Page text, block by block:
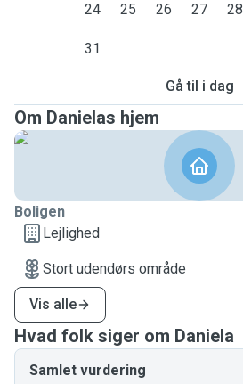
24 25 26 27 28
31
Gå til i dag
Om Danielas hjem
Boligen
Lejlighed
Stort udendørs område
Vis alle
Hvad folk siger om Daniela
Samlet vurdering